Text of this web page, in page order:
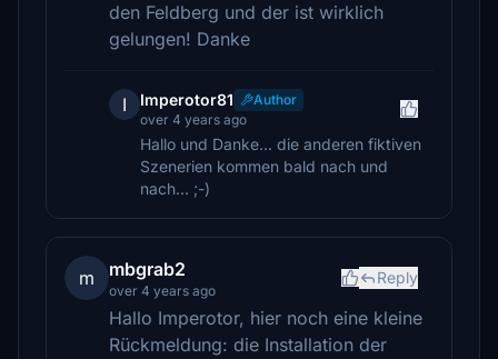
den Feldberg und der ist wirklich
gelungen! Danke
I Imperotor81
Author
over 4 years ago
Hallo und Danke... die anderen fiktiven
Szenerien kommen bald nach und
nach... ;-)
m mbgrab2
over 4 years ago
Reply
Hallo Imperotor, hier noch eine kleine
Rückmeldung: die Installation der